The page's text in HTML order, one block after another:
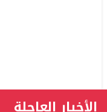
الأخبار العاجلة